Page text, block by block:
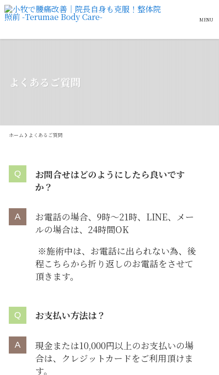
MENU
よくあるご質問
ホーム よくあるご質問
お問合せはどのようにしたら良いです
か？
お電話の場合、9時〜21時、LINE、メー
ルの場合は、24時間OK
※施術中は、お電話に出られない為、後
程こちらから折り返しのお電話をさせて
頂きます。
お支払い方法は？
現金または10,000円以上のお支払いの場
合は、クレジットカードをご利用頂けま
す。